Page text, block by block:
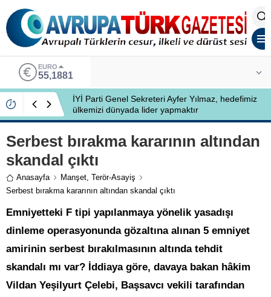
EURO
55,1881
İYİ Parti Genel Sekreteri Ayfer Yılmaz, hedefimiz
ülkemizi dünyada lider yapmaktır
Serbest bırakma kararının altından
skandal çıktı
Anasayfa Manşet, Terör-Asayiş
Serbest bırakma kararının altından skandal çıktı
Emniyetteki F tipi yapılanmaya yönelik yasadışı
dinleme operasyonunda gözaltına alınan 5 emniyet
amirinin serbest bırakılmasının altında tehdit
skandalı mı var? İddiaya göre, davaya bakan hâkim
Vildan Yeşilyurt Çelebi, Başsavcı vekili tarafından